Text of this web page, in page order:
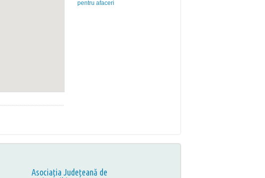
pentru afaceri
Asociația Județeană de